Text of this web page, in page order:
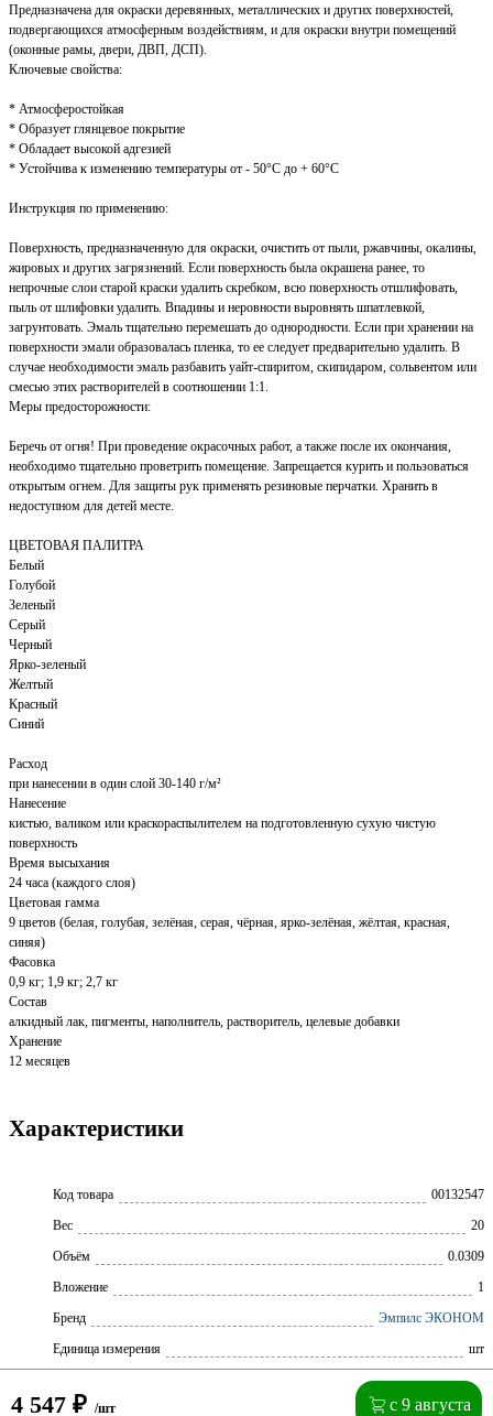
Предназначена для окраски деревянных, металлических и других поверхностей,
подвергающихся атмосферным воздействиям, и для окраски внутри помещений
(оконные рамы, двери, ДВП, ДСП).
Ключевые свойства:
* Атмосферостойкая
* Образует глянцевое покрытие
* Обладает высокой адгезией
* Устойчива к изменению температуры от - 50°С до + 60°С
Инструкция по применению:
Поверхность, предназначенную для окраски, очистить от пыли, ржавчины, окалины,
жировых и других загрязнений. Если поверхность была окрашена ранее, то
непрочные слои старой краски удалить скребком, всю поверхность отшлифовать,
пыль от шлифовки удалить. Впадины и неровности выровнять шпатлевкой,
загрунтовать. Эмаль тщательно перемешать до однородности. Если при хранении на
поверхности эмали образовалась пленка, то ее следует предварительно удалить. В
случае необходимости эмаль разбавить уайт-спиритом, скипидаром, сольвентом или
смесью этих растворителей в соотношении 1:1.
Меры предосторожности:
Беречь от огня! При проведение окрасочных работ, а также после их окончания,
необходимо тщательно проветрить помещение. Запрещается курить и пользоваться
открытым огнем. Для защиты рук применять резиновые перчатки. Хранить в
недоступном для детей месте.
ЦВЕТОВАЯ ПАЛИТРА
Белый
Голубой
Зеленый
Серый
Черный
Ярко-зеленый
Желтый
Красный
Синий
Расход
при нанесении в один слой 30-140 г/м²
Нанесение
кистью, валиком или краскораспылителем на подготовленную сухую чистую
поверхность
Время высыхания
24 часа (каждого слоя)
Цветовая гамма
9 цветов (белая, голубая, зелёная, серая, чёрная, ярко-зелёная, жёлтая, красная,
синяя)
Фасовка
0,9 кг; 1,9 кг; 2,7 кг
Состав
алкидный лак, пигменты, наполнитель, растворитель, целевые добавки
Хранение
12 месяцев
Характеристики
Код товара
00132547
Вес
20
Объём
0.0309
Вложение
1
Бренд
Эмпилс ЭКОНОМ
Единица измерения
шт
4 547 ₽ /шт с 9 августа